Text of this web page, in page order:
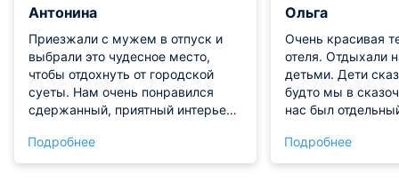
Антонина
Приезжали с мужем в отпуск и
выбрали это чудесное место,
чтобы отдохнуть от городской
суеты. Нам очень понравился
сдержанный, приятный интерьер,
матрас, на котором мы
великолепно высыпались.
Подробнее
Ольга
Очень красивая
отеля. Отдыхали
детьми. Дети
будто мы в
нас был
отметить
Но атмосферная,
Подробнее